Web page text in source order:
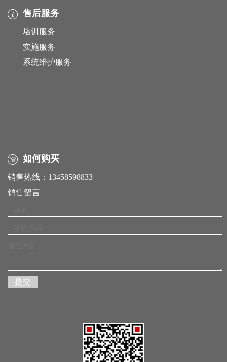
售后服务
培训服务
实施服务
系统维护服务
如何购买
销售热线：13458598833
销售留言